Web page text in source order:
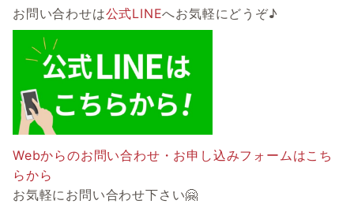
お問い合わせは公式LINEへお気軽にどうぞ♪
Webからのお問い合わせ・お申し込みフォームはこち
らから
お気軽にお問い合わせ下さい🤗